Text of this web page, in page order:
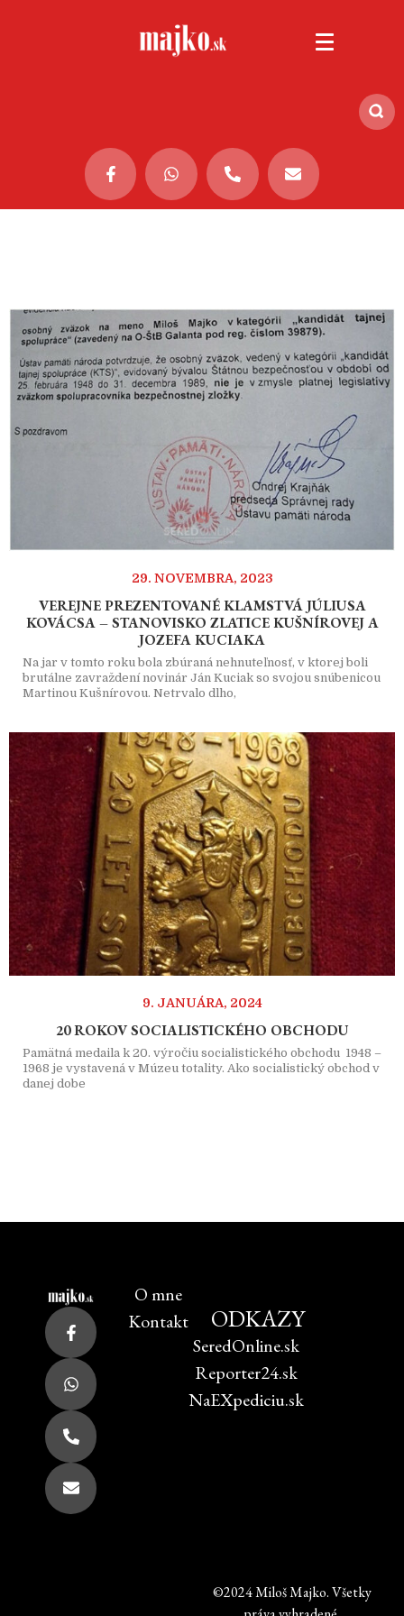
29. NOVEMBRA, 2023
VEREJNE PREZENTOVANÉ KLAMSTVÁ JÚLIUSA
KOVÁCSA – STANOVISKO ZLATICE KUŠNÍROVEJ A
JOZEFA KUCIAKA
Na jar v tomto roku bola zbúraná nehnuteľnosť, v ktorej boli
brutálne zavraždení novinár Ján Kuciak so svojou snúbenicou
Martinou Kušnírovou. Netrvalo dlho,
9. JANUÁRA, 2024
20 ROKOV SOCIALISTICKÉHO OBCHODU
Pamätná medaila k 20. výročiu socialistického obchodu 1948 –
1968 je vystavená v Múzeu totality. Ako socialistický obchod v
danej dobe
O mne
Kontakt
ODKAZY
SeredOnline.sk
Reporter24.sk
NaEXpediciu.sk
©2024 Miloš Majko. Všetky